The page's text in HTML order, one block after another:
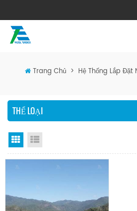
Trang Chủ > Hệ Thống Lắp
THỂ LOẠI
Chế độ hiển thị theo ô